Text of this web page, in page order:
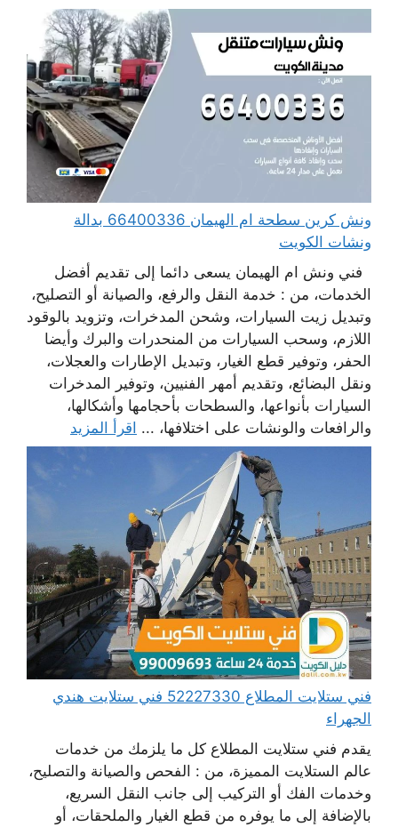
ونش كرين سطحة ام الهيمان 66400336 بدالة
ونشات الكويت
فني ونش ام الهيمان يسعى دائما إلى تقديم أفضل
الخدمات، من : خدمة النقل والرفع، والصيانة أو التصليح،
وتبديل زيت السيارات، وشحن المدخرات، وتزويد بالوقود
اللازم، وسحب السيارات من المنحدرات والبرك وأيضا
الحفر، وتوفير قطع الغيار، وتبديل الإطارات والعجلات،
ونقل البضائع، وتقديم أمهر الفنيين، وتوفير المدخرات
السيارات بأنواعها، والسطحات بأحجامها وأشكالها،
والرافعات والونشات على اختلافها، ... اقرأ المزيد
فني ستلايت المطلاع 52227330 فني ستلايت هندي
الجهراء
يقدم فني ستلايت المطلاع كل ما يلزمك من خدمات
عالم الستلايت المميزة، من : الفحص والصيانة والتصليح،
وخدمات الفك أو التركيب إلى جانب النقل السريع،
بالإضافة إلى ما يوفره من قطع الغيار والملحقات، أو